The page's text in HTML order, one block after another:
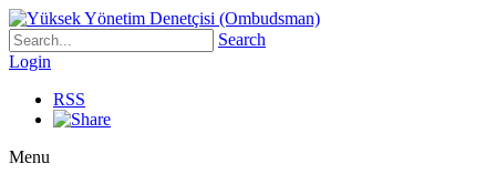
Search
Login
RSS
Menu